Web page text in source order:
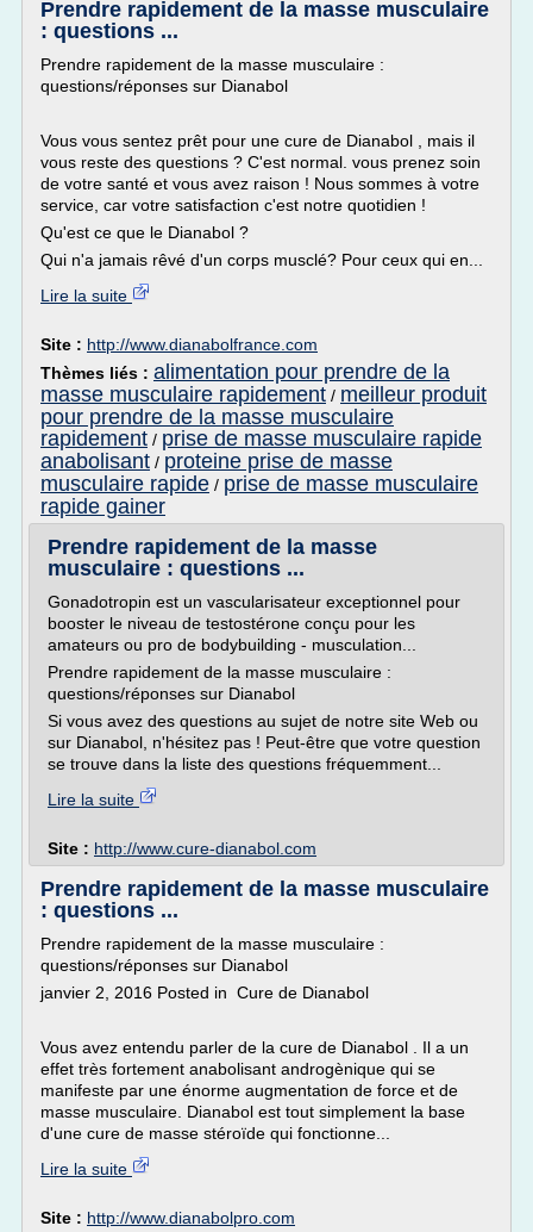
Prendre rapidement de la masse musculaire
: questions ...
Prendre rapidement de la masse musculaire :
questions/réponses sur Dianabol
Vous vous sentez prêt pour une cure de Dianabol , mais il
vous reste des questions ? C'est normal. vous prenez soin
de votre santé et vous avez raison ! Nous sommes à votre
service, car votre satisfaction c'est notre quotidien !
Qu'est ce que le Dianabol ?
Qui n'a jamais rêvé d'un corps musclé? Pour ceux qui en...
Lire la suite
Site : http://www.dianabolfrance.com
Thèmes liés : alimentation pour prendre de la
masse musculaire rapidement / meilleur produit
pour prendre de la masse musculaire
rapidement / prise de masse musculaire rapide
anabolisant / proteine prise de masse
musculaire rapide / prise de masse musculaire
rapide gainer
Prendre rapidement de la masse
musculaire : questions ...
Gonadotropin est un vascularisateur exceptionnel pour
booster le niveau de testostérone conçu pour les
amateurs ou pro de bodybuilding - musculation...
Prendre rapidement de la masse musculaire :
questions/réponses sur Dianabol
Si vous avez des questions au sujet de notre site Web ou
sur Dianabol, n'hésitez pas ! Peut-être que votre question
se trouve dans la liste des questions fréquemment...
Lire la suite
Site : http://www.cure-dianabol.com
Prendre rapidement de la masse musculaire
: questions ...
Prendre rapidement de la masse musculaire :
questions/réponses sur Dianabol
janvier 2, 2016 Posted in Cure de Dianabol
Vous avez entendu parler de la cure de Dianabol . Il a un
effet très fortement anabolisant androgènique qui se
manifeste par une énorme augmentation de force et de
masse musculaire. Dianabol est tout simplement la base
d'une cure de masse stéroïde qui fonctionne...
Lire la suite
Site : http://www.dianabolpro.com